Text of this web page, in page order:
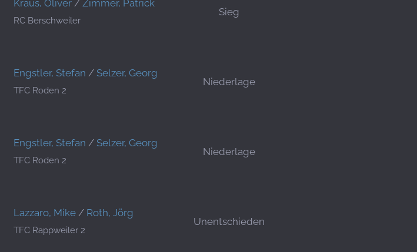
Kraus, Oliver / Zimmer, Patrick
RC Berschweiler
Sieg
Engstler, Stefan / Selzer, Georg
TFC Roden 2
Niederlage
Engstler, Stefan / Selzer, Georg
TFC Roden 2
Niederlage
Lazzaro, Mike / Roth, Jörg
TFC Rappweiler 2
Unentschieden